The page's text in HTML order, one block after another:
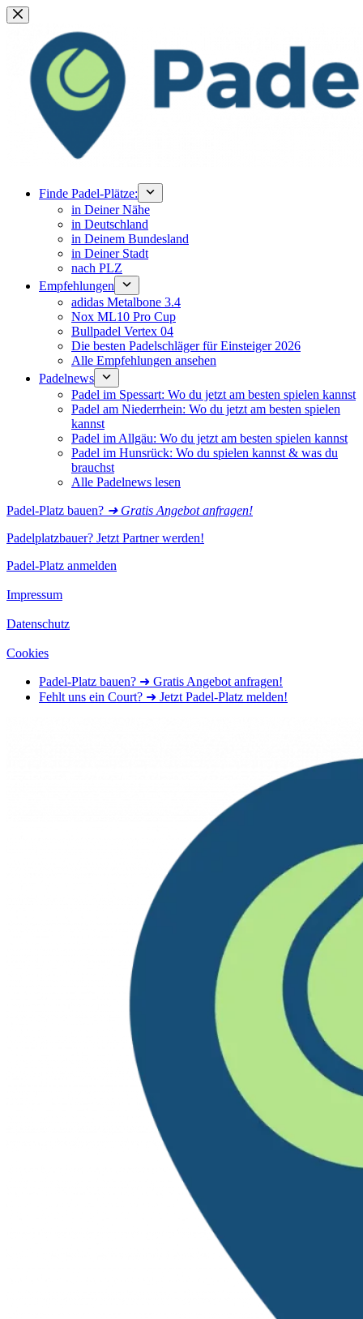
Zum
Inhalt
springen
Finde Padel-Plätze:
in Deiner Nähe
in Deutschland
in Deinem Bundesland
in Deiner Stadt
nach PLZ
Empfehlungen
adidas Metalbone 3.4
Nox ML10 Pro Cup
Bullpadel Vertex 04
Die besten Padelschläger für Einsteiger 2026
Alle Empfehlungen ansehen
Padelnews
Padel im Spessart: Wo du jetzt am besten spielen kannst
Padel am Niederrhein: Wo du jetzt am besten spielen
kannst
Padel im Allgäu: Wo du jetzt am besten spielen kannst
Padel im Hunsrück: Wo du spielen kannst & was du
brauchst
Alle Padelnews lesen
Padel-Platz bauen? ➜ Gratis Angebot anfragen!
Padelplatzbauer? Jetzt Partner werden!
Padel-Platz anmelden
Impressum
Datenschutz
Cookies
Padel-Platz bauen? ➜ Gratis Angebot anfragen!
Fehlt uns ein Court? ➜ Jetzt Padel-Platz melden!